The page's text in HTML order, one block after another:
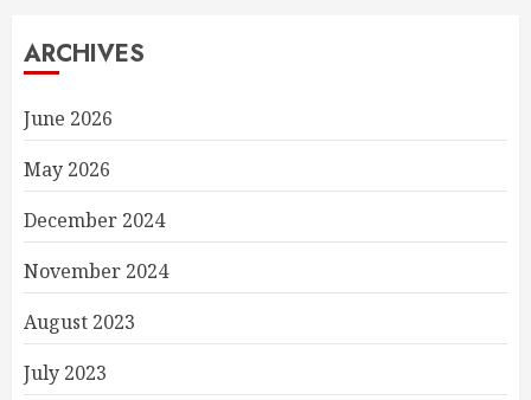
ARCHIVES
June 2026
May 2026
December 2024
November 2024
August 2023
July 2023